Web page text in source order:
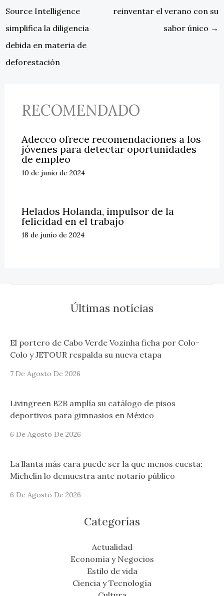
Source Intelligence
simplifica la diligencia
debida en materia de
deforestación
reinventar el verano con su
sabor único →
RECOMENDADO
Adecco ofrece recomendaciones a los
jóvenes para detectar oportunidades
de empleo
10 de junio de 2024
Helados Holanda, impulsor de la
felicidad en el trabajo
18 de junio de 2024
Últimas notícias
El portero de Cabo Verde Vozinha ficha por Colo-
Colo y JETOUR respalda su nueva etapa
7 De Agosto De 2026
Livingreen B2B amplía su catálogo de pisos
deportivos para gimnasios en México
6 De Agosto De 2026
La llanta más cara puede ser la que menos cuesta:
Michelin lo demuestra ante notario público
6 De Agosto De 2026
Categorías
Actualidad
Economía y Negocios
Estilo de vida
Ciencia y Tecnología